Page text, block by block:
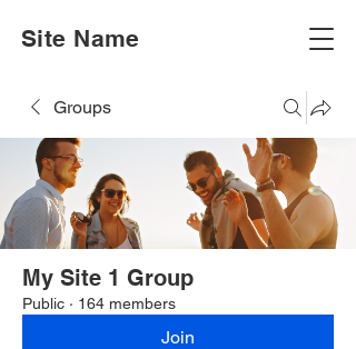
Site Name
Groups
My Site 1 Group
Public · 164 members
Join